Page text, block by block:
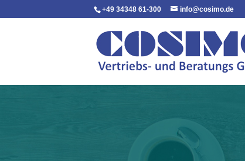
+49 34348 61-300 info@cosimo.de